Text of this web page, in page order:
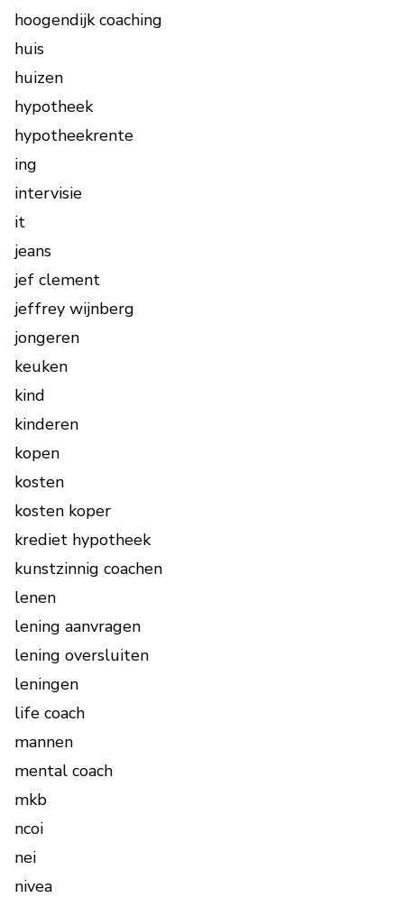
hoogendijk coaching
huis
huizen
hypotheek
hypotheekrente
ing
intervisie
it
jeans
jef clement
jeffrey wijnberg
jongeren
keuken
kind
kinderen
kopen
kosten
kosten koper
krediet hypotheek
kunstzinnig coachen
lenen
lening aanvragen
lening oversluiten
leningen
life coach
mannen
mental coach
mkb
ncoi
nei
nivea